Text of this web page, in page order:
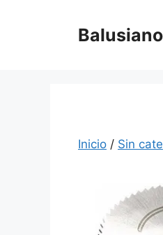
Balusiano
Inicio / Sin